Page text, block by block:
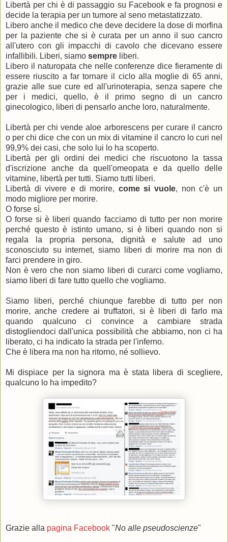
Libertà per chi è di passaggio su Facebook e fa prognosi e
decide la terapia per un tumore al seno metastatizzato.
Libero anche il medico che deve decidere la dose di morfina
per la paziente che si è curata per un anno il suo cancro
all'utero con gli impacchi di cavolo che dicevano essere
infallibili. Liberi, siamo sempre liberi.
Libero il naturopata che nelle conferenze dice fieramente di
essere riuscito a far tornare il ciclo alla moglie di 65 anni,
grazie alle sue cure ed all'urinoterapia, senza sapere che
per i medici, quello, è il primo segno di un cancro
ginecologico, liberi di pensarlo anche loro, naturalmente.
Libertà per chi vende aloe arborescens per curare il cancro
o per chi dice che con un mix di vitamine il cancro lo curi nel
99,9% dei casi, che solo lui lo ha scoperto.
Libertà per gli ordini dei medici che riscuotono la tassa
d'iscrizione anche da quell'omeopata e da quello delle
vitamine, libertà per tutti. Siamo tutti liberi.
Libertà di vivere e di morire, come si vuole, non c'è un
modo migliore per morire.
O forse sì.
O forse si è liberi quando facciamo di tutto per non morire
perché questo è istinto umano, si è liberi quando non si
regala la propria persona, dignità e salute ad uno
sconosciuto su internet, siamo liberi di morire ma non di
farci prendere in giro.
Non è vero che non siamo liberi di curarci come vogliamo,
siamo liberi di fare tutto quello che vogliamo.
Siamo liberi, perché chiunque farebbe di tutto per non
morire, anche credere ai truffatori, si è liberi di farlo ma
quando qualcuno ci convince a cambiare strada
distogliendoci dall'unica possibilità che abbiamo, non ci ha
liberato, ci ha indicato la strada per l'inferno.
Che è libera ma non ha ritorno, né sollievo.
Mi dispiace per la signora ma è stata libera di scegliere,
qualcuno lo ha impedito?
Grazie alla pagina Facebook "No alle pseudoscienze"